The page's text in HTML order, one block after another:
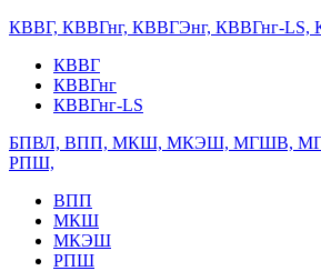
КВВГ, КВВГнг, КВВГЭнг, КВВГнг-LS,
КВВГ
КВВГнг
КВВГнг-LS
БПВЛ, ВПП, МКШ, МКЭШ, МГШВ,
РПШ,
ВПП
МКШ
МКЭШ
РПШ